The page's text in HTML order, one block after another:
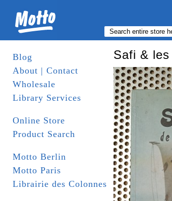
Blog
About | Contact
Wholesale
Library Services
Online Store
Product Search
Motto Berlin
Motto Paris
Librairie des Colonnes
Safi &